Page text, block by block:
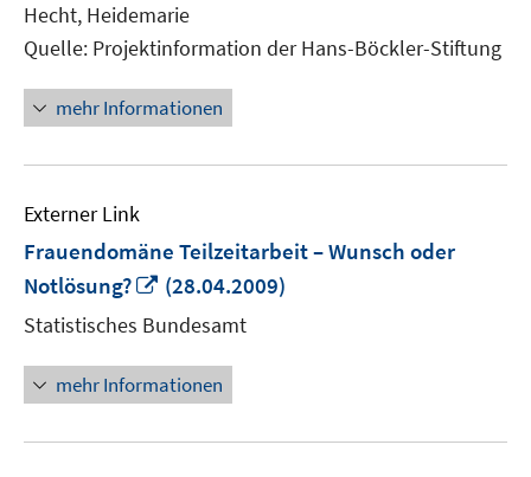
Hecht, Heidemarie
Quelle: Projektinformation der Hans-Böckler-Stiftung
mehr Informationen
Externer Link
Frauendomäne Teilzeitarbeit – Wunsch oder
Notlösung?
In
neuem
Fenster
öffnen
(28.04.2009)
Statistisches Bundesamt
mehr Informationen